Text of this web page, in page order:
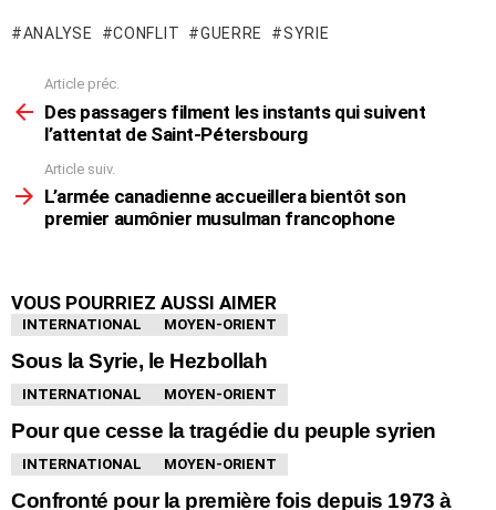
ANALYSE CONFLIT GUERRE SYRIE
voir
Article préc.
Des passagers filment les instants qui suivent
l’attentat de Saint-Pétersbourg
Article suiv.
L’armée canadienne accueillera bientôt son
premier aumônier musulman francophone
VOUS POURRIEZ AUSSI AIMER
INTERNATIONAL MOYEN-ORIENT
Sous la Syrie, le Hezbollah
INTERNATIONAL MOYEN-ORIENT
Pour que cesse la tragédie du peuple syrien
INTERNATIONAL MOYEN-ORIENT
Confronté pour la première fois depuis 1973 à